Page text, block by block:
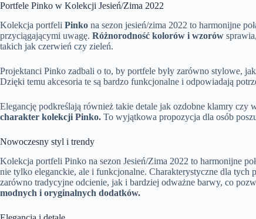
Portfele Pinko w Kolekcji Jesień/Zima 2022
Kolekcja portfeli Pinko na sezon jesień/zima 2022 to harmonijne
przyciągającymi uwagę. Różnorodność kolorów i wzorów
takich jak czerwień czy zieleń.
Projektanci Pinko zadbali o to, by portfele były zarówno stylowe,
Dzięki temu akcesoria te są bardzo funkcjonalne i odpowiadają
Elegancję podkreślają również takie detale jak ozdobne klamry czy
charakter kolekcji Pinko. To wyjątkowa propozycja dla osób
Nowoczesny styl i trendy
Kolekcja portfeli Pinko na sezon Jesień/Zima 2022 to harmonijne
nie tylko eleganckie, ale i funkcjonalne. Charakterystyczne dla
zarówno tradycyjne odcienie, jak i bardziej odważne barwy, co
modnych i oryginalnych dodatków.